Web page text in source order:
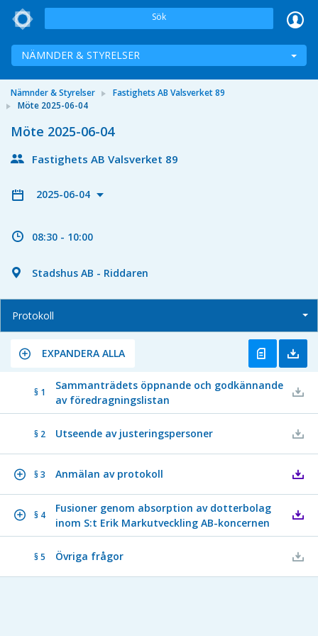
Sök
NÄMNDER & STYRELSER
Nämnder & Styrelser
Fastighets AB Valsverket 89
Möte 2025-06-04
Möte 2025-06-04
Fastighets AB Valsverket 89
2025-06-04
08:30 - 10:00
Stadshus AB - Riddaren
Protokoll
EXPANDERA ALLA
§ 1
Sammanträdets öppnande och godkännande
av föredragningslistan
§ 2 Utseende av justeringspersoner
§ 3 Anmälan av protokoll
§ 4
Fusioner genom absorption av dotterbolag
inom S:t Erik Markutveckling AB-koncernen
§ 5 Övriga frågor